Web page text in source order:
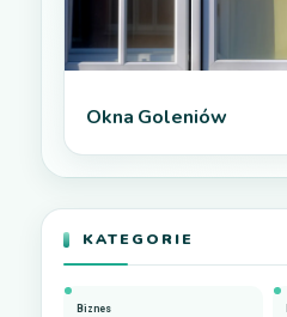
Okna Goleniów
KATEGORIE
Biznes